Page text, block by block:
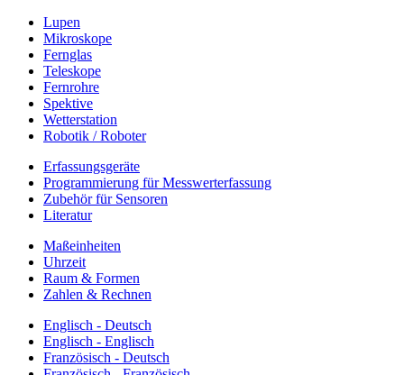
Lupen
Mikroskope
Fernglas
Teleskope
Fernrohre
Spektive
Wetterstation
Robotik / Roboter
Erfassungsgeräte
Programmierung für Messwerterfassung
Zubehör für Sensoren
Literatur
Maßeinheiten
Uhrzeit
Raum & Formen
Zahlen & Rechnen
Englisch - Deutsch
Englisch - Englisch
Französisch - Deutsch